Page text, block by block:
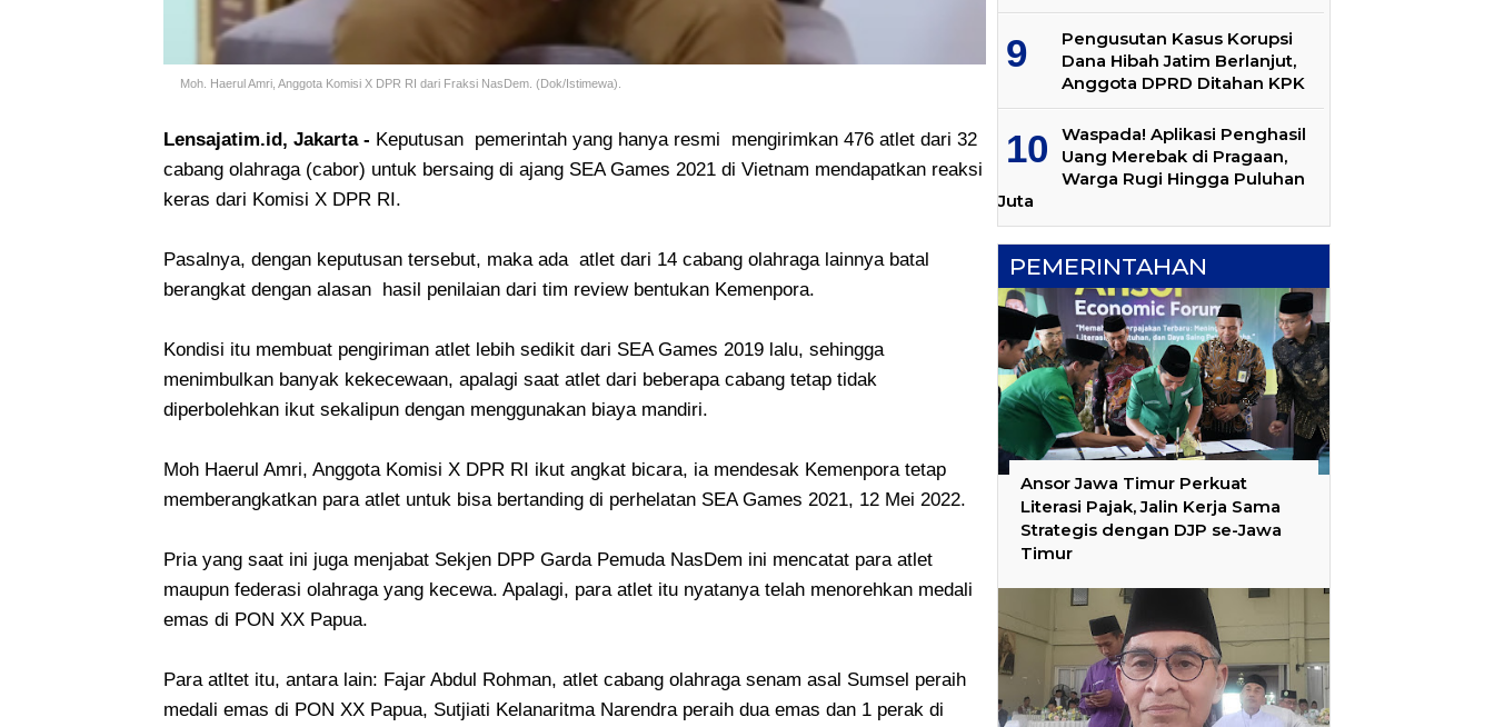
Moh. Haerul Amri, Anggota Komisi X DPR RI dari Fraksi NasDem. (Dok/Istimewa).
Lensajatim.id, Jakarta - Keputusan pemerintah yang hanya resmi mengirimkan 476 atlet dari 32
cabang olahraga (cabor) untuk bersaing di ajang SEA Games 2021 di Vietnam mendapatkan reaksi
keras dari Komisi X DPR RI.
Pasalnya, dengan keputusan tersebut, maka ada atlet dari 14 cabang olahraga lainnya batal
berangkat dengan alasan hasil penilaian dari tim review bentukan Kemenpora.
Kondisi itu membuat pengiriman atlet lebih sedikit dari SEA Games 2019 lalu, sehingga
menimbulkan banyak kekecewaan, apalagi saat atlet dari beberapa cabang tetap tidak
diperbolehkan ikut sekalipun dengan menggunakan biaya mandiri.
Moh Haerul Amri, Anggota Komisi X DPR RI ikut angkat bicara, ia mendesak Kemenpora tetap
memberangkatkan para atlet untuk bisa bertanding di perhelatan SEA Games 2021, 12 Mei 2022.
Pria yang saat ini juga menjabat Sekjen DPP Garda Pemuda NasDem ini mencatat para atlet
maupun federasi olahraga yang kecewa. Apalagi, para atlet itu nyatanya telah menorehkan medali
emas di PON XX Papua.
Para atltet itu, antara lain: Fajar Abdul Rohman, atlet cabang olahraga senam asal Sumsel peraih
medali emas di PON XX Papua, Sutjiati Kelanaritma Narendra peraih dua emas dan 1 perak di
Pengusutan Kasus Korupsi
Dana Hibah Jatim Berlanjut,
Anggota DPRD Ditahan KPK
Waspada! Aplikasi Penghasil
Uang Merebak di Pragaan,
Warga Rugi Hingga Puluhan
Juta
PEMERINTAHAN
Ansor Jawa Timur Perkuat
Literasi Pajak, Jalin Kerja Sama
Strategis dengan DJP se-Jawa
Timur